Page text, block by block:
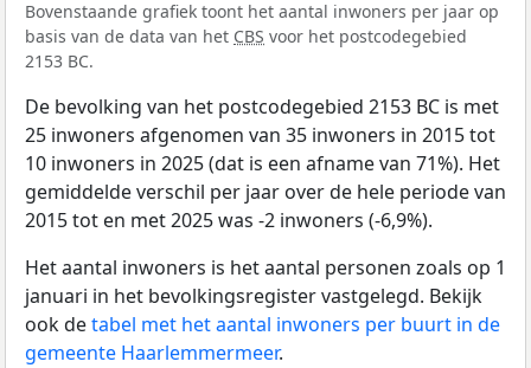
Bovenstaande grafiek toont het aantal inwoners per jaar op
basis van de data van het CBS voor het postcodegebied
2153 BC.
De bevolking van het postcodegebied 2153 BC is met
25 inwoners afgenomen van 35 inwoners in 2015 tot
10 inwoners in 2025 (dat is een afname van 71%). Het
gemiddelde verschil per jaar over de hele periode van
2015 tot en met 2025 was -2 inwoners (-6,9%).
Het aantal inwoners is het aantal personen zoals op 1
januari in het bevolkingsregister vastgelegd. Bekijk
ook detabel met het aantal inwoners per buurt in de
gemeente Haarlemmermeer.